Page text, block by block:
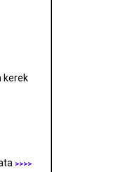
kerek
>>>>